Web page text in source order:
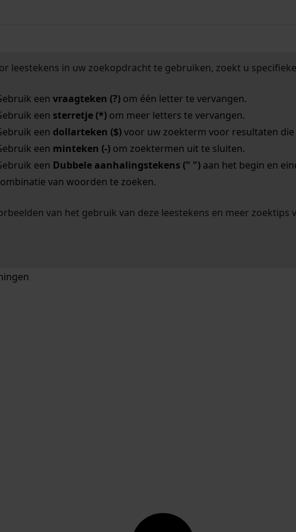
leestekens in uw zoekopdracht te gebruiken, zoekt u
een vraagteken (?)om één letter te vervangen.
een sterretje (*)om meer letters te vervangen.
een dollarteken ($)voor uw zoekterm voor resultaten die
een minteken (-)om zoektermen uit te sluiten.
een Dubbele aanhalingstekens (" ")aan het begin en
van woorden te zoeken.
van het gebruik van deze leestekens en meer zoektips